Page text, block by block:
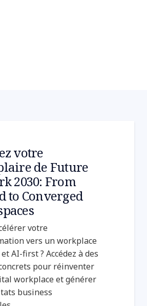
AI in action:
workplaces
DATA and Microsoft
votre
de Future
2030: From
to Converged
votre
vers un workplace
AI-first ? Accédez à des
pour réinventer
workplace et générer
business